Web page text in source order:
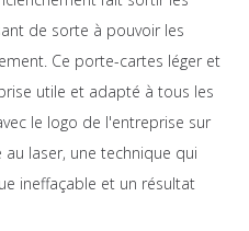
de sorte à pouvoir les
Ce porte-cartes léger et
utile et adapté à tous les
le logo de l'entreprise sur
laser, une technique qui
ineffaçable et un résultat